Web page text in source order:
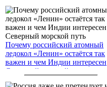
Почему российский атомный
ледокол «Ленин» остаётся так
важен и чем Индии интересен
Северный морской путь